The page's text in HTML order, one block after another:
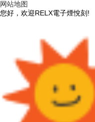
网站地图
您好，欢迎RELX電子煙悅刻!